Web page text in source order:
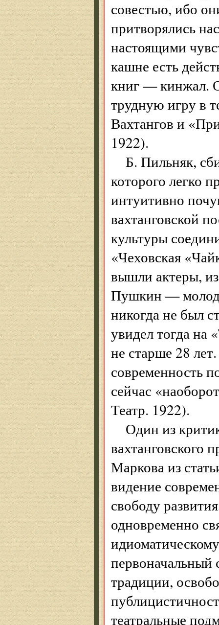
совестью, ибо
притворялись
настоящими
кашне есть
книг — кинжал.
трудную игру в
Вахтангов и
1922).
Б. Пильняк,
которого легко
интуитивно
вахтангов­ской
культуры
«Чеховская
вышли актеры,
Пушкин —
никогда не был
увидел тогда
не старше 28
современность
сейчас
Театр. 1922).
Один из
вахтанговского
Маркова из
видение
свободу
одновременно
первоначальный
традиции,
театральные